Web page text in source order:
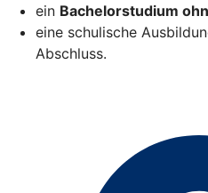
ein Bachelorstudium
eine schulische
Abschluss.